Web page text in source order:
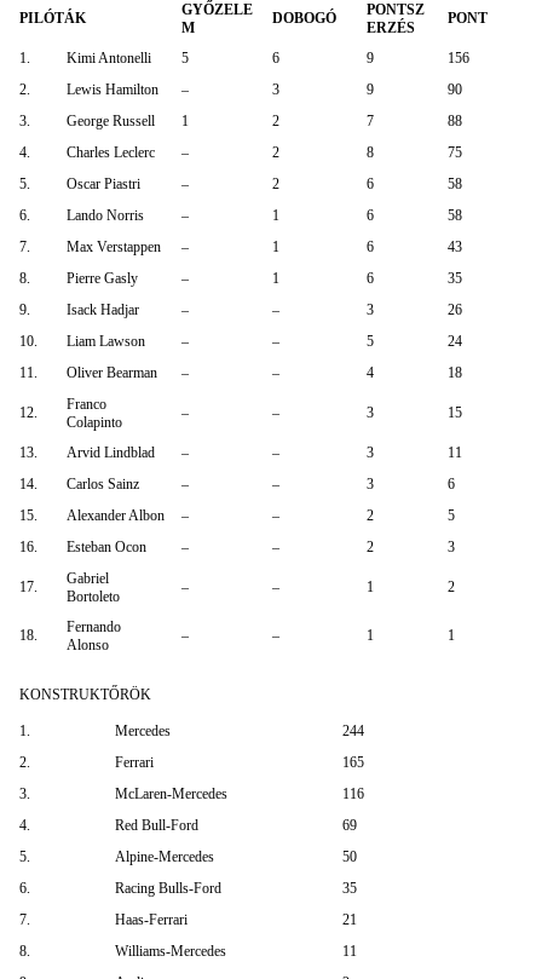
PILÓTÁK
GYŐZELE
M
DOBOGÓ
PONTSZ
ERZÉS
PONT
1. Kimi Antonelli 5 6 9
156
2.
Lewis Hamilton – 3 9
90
3.
George Russell 1 2 7
88
4.
Charles Leclerc – 2 8
75
5.
Oscar Piastri – 2 6
58
6.
Lando Norris – 1 6
58
7.
Max Verstappen – 1 6
43
8.
Pierre Gasly – 1 6
35
9.
Isack Hadjar – – 3
26
10.
Liam Lawson – – 5
24
11.
Oliver Bearman – – 4 18
12.
Franco
Colapinto
– – 3 15
13. Arvid Lindblad – – 3
11
14.
Carlos Sainz – – 3
6
15.
Alexander Albon – – 2
5
16.
Esteban Ocon – – 2 3
17.
Gabriel
Bortoleto
– – 1 2
18.
Fernando
Alonso
– – 1 1
KONSTRUKTŐRÖK
1. Mercedes
244
2.
Ferrari
165
3.
McLaren-Mercedes
116
4.
Red Bull-Ford
69
5.
Alpine-Mercedes
50
6.
Racing Bulls-Ford
35
7.
Haas-Ferrari
21
8.
Williams-Mercedes
11